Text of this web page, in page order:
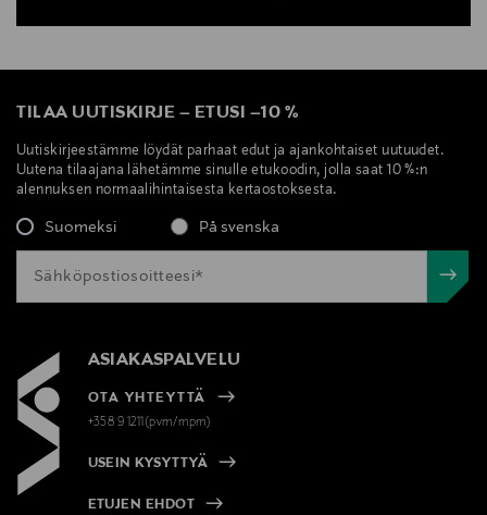
TILAA UUTISKIRJE – ETUSI –10 %
Uutiskirjeestämme löydät parhaat edut ja ajankohtaiset uutuudet.
Uutena tilaajana lähetämme sinulle etukoodin, jolla saat 10 %:n
alennuksen normaalihintaisesta kertaostoksesta.
Suomeksi På svenska
ASIAKASPALVELU
OTA YHTEYTTÄ
+358 9 1211(pvm/mpm)
USEIN KYSYTTYÄ
ETUJEN EHDOT